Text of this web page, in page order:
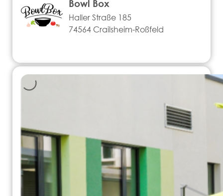
Bowl Box
Haller Straße 185
74564 Crailsheim-Roßfeld